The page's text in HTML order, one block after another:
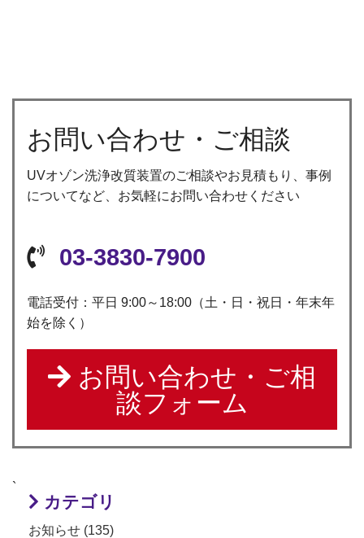
お問い合わせ・ご相談
UVオゾン洗浄改質装置のご相談やお見積もり、事例
についてなど、お気軽にお問い合わせください
03-3830-7900
電話受付：平日 9:00～18:00（土・日・祝日・年末年
始を除く）
お問い合わせ・ご相
談フォーム
`
カテゴリ
お知らせ (135)